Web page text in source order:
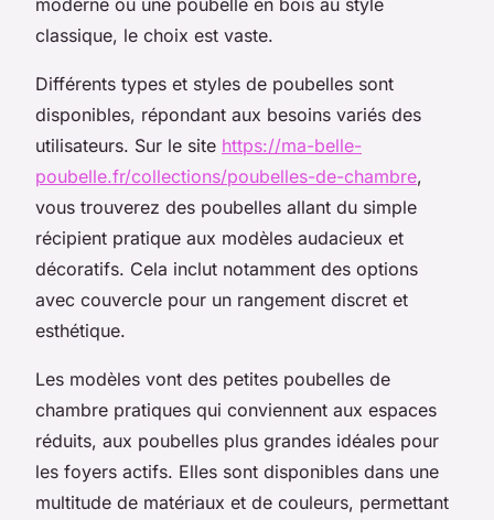
classique, le choix est vaste.
Différents types et styles de poubelles sont
disponibles, répondant aux besoins variés des
utilisateurs. Sur le site https://ma-belle-
poubelle.fr/collections/poubelles-de-chambre,
vous trouverez des poubelles allant du simple
récipient pratique aux modèles audacieux et
décoratifs. Cela inclut notamment des options
avec couvercle pour un rangement discret et
esthétique.
Les modèles vont des petites poubelles de
chambre pratiques qui conviennent aux espaces
réduits, aux poubelles plus grandes idéales pour
les foyers actifs. Elles sont disponibles dans une
multitude de matériaux et de couleurs, permettant